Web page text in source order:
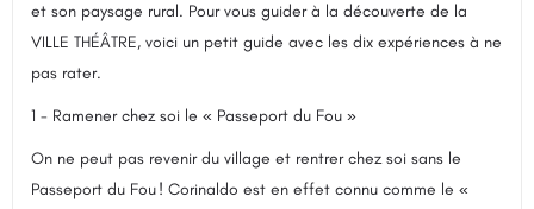
et son paysage rural. Pour vous guider à la découverte de la
VILLE THÉÂTRE, voici un petit guide avec les dix expériences à ne
pas rater.
1 - Ramener chez soi le « Passeport du Fou »
On ne peut pas revenir du village et rentrer chez soi sans le
Passeport du Fou ! Corinaldo est en effet connu comme le «